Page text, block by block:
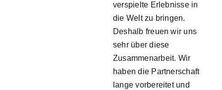
verspielte Erlebnisse in
die Welt zu bringen.
Deshalb freuen wir uns
sehr über diese
Zusammenarbeit. Wir
haben die Partnerschaft
lange vorbereitet und